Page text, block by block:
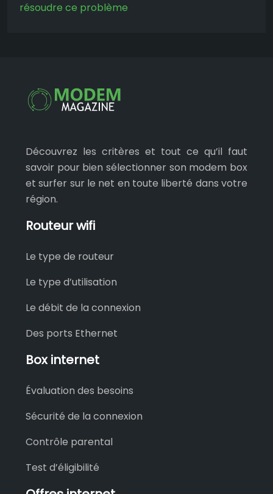
résoudre ce problème
Découvrez les critères et tout ce qu’il faut
savoir pour bien sélectionner son modem box
et surfer sur le net en toute liberté dans votre
région.
Routeur wifi
Le type de routeur
Le type d’utilisation
Le débit de la connexion
Des ports Ethernet
Box internet
Évaluation des besoins
Sécurité de la connexion
Contrôle parental
Test d’éligibilité